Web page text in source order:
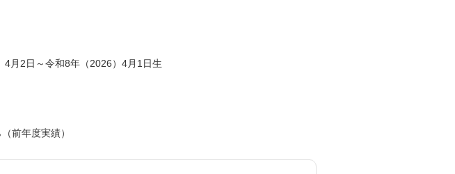
4月2日～令和8年（2026）4月1日生
前年度実績）